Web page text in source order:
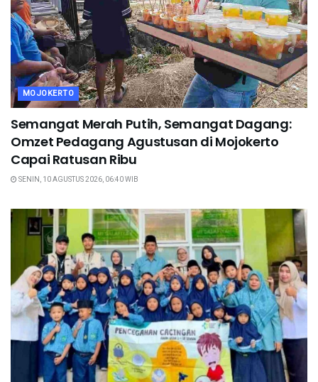
MOJOKERTO
Semangat Merah Putih, Semangat Dagang:
Omzet Pedagang Agustusan di Mojokerto
Capai Ratusan Ribu
SENIN, 10 AGUSTUS 2026, 06:40 WIB